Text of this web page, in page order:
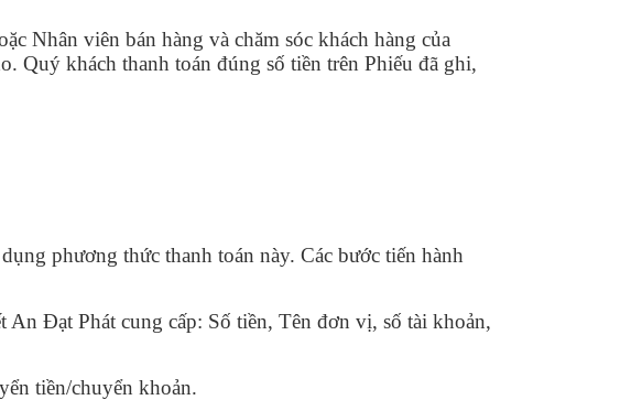
Nhân viên bán hàng và chăm sóc khách hàng của
Quý khách thanh toán đúng số tiền trên Phiếu đã ghi,
phương thức thanh toán này. Các bước tiến hành
Đạt Phát cung cấp: Số tiền, Tên đơn vị, số tài khoản,
tiền/chuyển khoản.